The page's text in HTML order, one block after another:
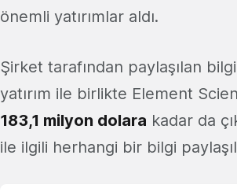
önemli yatırımlar aldı.
Şirket tarafından paylaşılan
yatırım ile birlikte Element
183,1 milyon dolara kadar da
ile ilgili herhangi bir bilgi